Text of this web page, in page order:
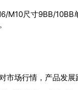
M10尺寸9BB/
场行情，产品发